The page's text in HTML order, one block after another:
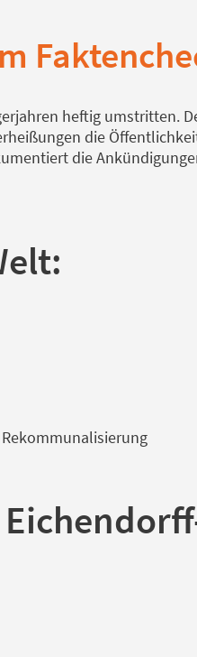
heftig umstritten.
die
die